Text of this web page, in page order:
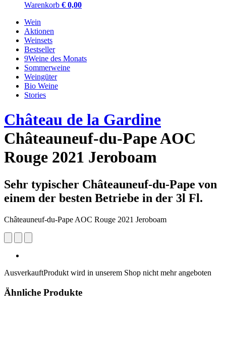
Warenkorb € 0,00
Wein
Aktionen
Weinsets
Bestseller
9Weine des Monats
Sommerweine
Weingüter
Bio Weine
Stories
Château de la Gardine
Châteauneuf-du-Pape AOC
Rouge 2021 Jeroboam
Sehr typischer Châteauneuf-du-Pape von
einem der besten Betriebe in der 3l Fl.
Châteauneuf-du-Pape AOC Rouge 2021 Jeroboam
AusverkauftProdukt wird in unserem Shop nicht mehr angeboten
Ähnliche Produkte